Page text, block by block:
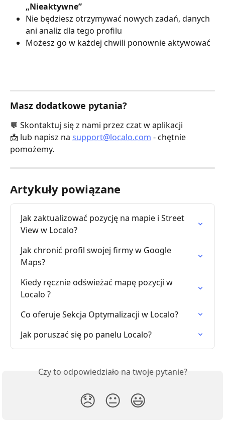
„Nieaktywne”
Nie będziesz otrzymywać nowych zadań, danych
ani analiz dla tego profilu
Możesz go w każdej chwili ponownie aktywować
Masz dodatkowe pytania?
💬 Skontaktuj się z nami przez czat w aplikacji
📩 lub napisz na support@localo.com - chętnie
pomożemy.
Artykuły powiązane
Jak zaktualizować pozycję na mapie i Street
View w Localo?
Jak chronić profil swojej firmy w Google
Maps?
Kiedy ręcznie odświeżać mapę pozycji w
Localo ?
Co oferuje Sekcja Optymalizacji w Localo?
Jak poruszać się po panelu Localo?
Czy to odpowiedziało na twoje pytanie?
😞 😐 😃